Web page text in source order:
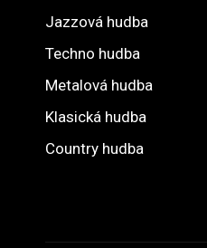
Jazzová hudba
Techno hudba
Metalová hudba
Klasická hudba
Country hudba